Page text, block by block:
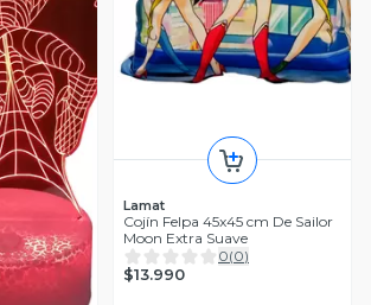
Lamat
Cojín Felpa 45x45 cm De Sailor
Moon Extra Suave
0(0)
$13.990